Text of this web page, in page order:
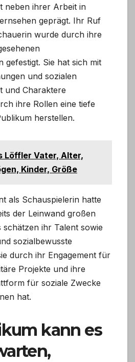
neben ihrer Arbeit in
geprägt. Ihr Ruf
wurde durch ihre
gefestigt. Sie hat sich mit
und sozialen
und Charaktere
ihre Rollen eine tiefe
herstellen.
Löffler Vater, Alter,
Kinder, Größe
als Schauspielerin hatte
der Leinwand großen
schätzen ihr Talent sowie
sozialbewusste
durch ihr Engagement für
Projekte und ihre
für soziale Zwecke
hat.
kann es